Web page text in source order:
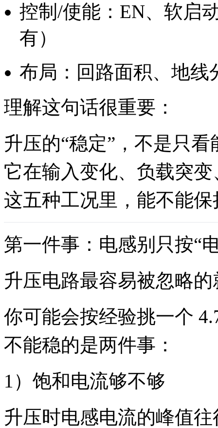
控制/使能：EN、软启
有）
布局：回路面积、地线
理解这句话很重要：
升压的“稳定”，不是只
它在输入变化、负载突
这五种工况里，能不能
第一件事：电感别只按“
升压电路最容易被忽略
你可能会按经验挑一个
不能稳的是两件事：
1）饱和电流够不够
升压时电感电流的峰值